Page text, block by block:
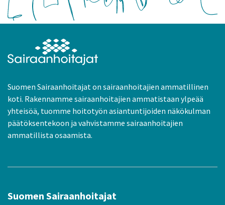
Suomen Sairaanhoitajat on sairaanhoitajien ammatillinen
koti. Rakennamme sairaanhoitajien ammatistaan ylpeää
yhteisöä, tuomme hoitotyön asiantuntijoiden näkökulman
päätöksentekoon ja vahvistamme sairaanhoitajien
ammatillista osaamista.
Suomen Sairaanhoitajat